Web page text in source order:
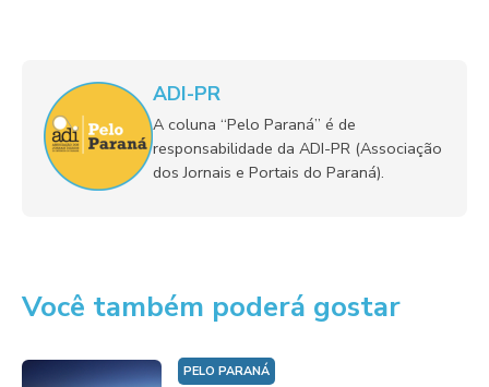
ADI-PR
A coluna “Pelo Paraná” é de
responsabilidade da ADI-PR (Associação
dos Jornais e Portais do Paraná).
Você também poderá gostar
PELO PARANÁ